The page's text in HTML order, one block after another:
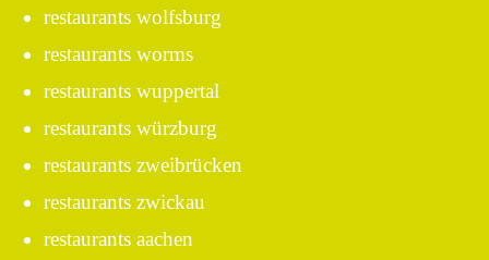
restaurants wolfsburg
restaurants worms
restaurants wuppertal
restaurants würzburg
restaurants zweibrücken
restaurants zwickau
restaurants aachen